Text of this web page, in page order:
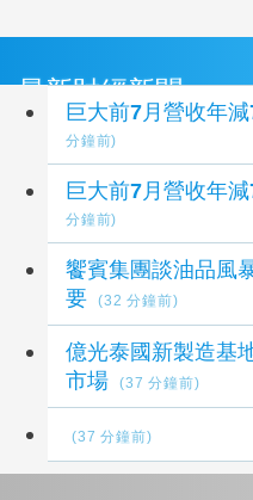
最新財經新聞
巨大前7月營收年
分鐘前)
巨大前7月營收年
分鐘前)
饗賓集團談油品風
要
(32 分鐘前)
億光泰國新製造基
市場
(37 分鐘前)
(37 分鐘前)